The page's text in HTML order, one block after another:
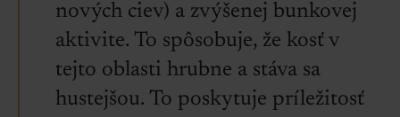
nových ciev) a zvýšenej bunkovej
aktivite. To spôsobuje, že kosť v
tejto oblasti hrubne a stáva sa
hustejšou. To poskytuje príležitosť